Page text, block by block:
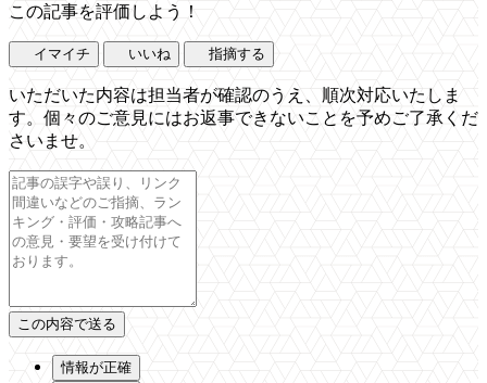
この記事を評価しよう！
イマイチ いいね 指摘する
いただいた内容は担当者が確認のうえ、順次対応いたしま
す。個々のご意見にはお返事できないことを予めご了承くだ
さいませ。
情報が正確